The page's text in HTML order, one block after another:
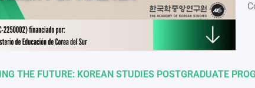
THE FUTURE: KOREAN STUDIES POSTGRADUATE